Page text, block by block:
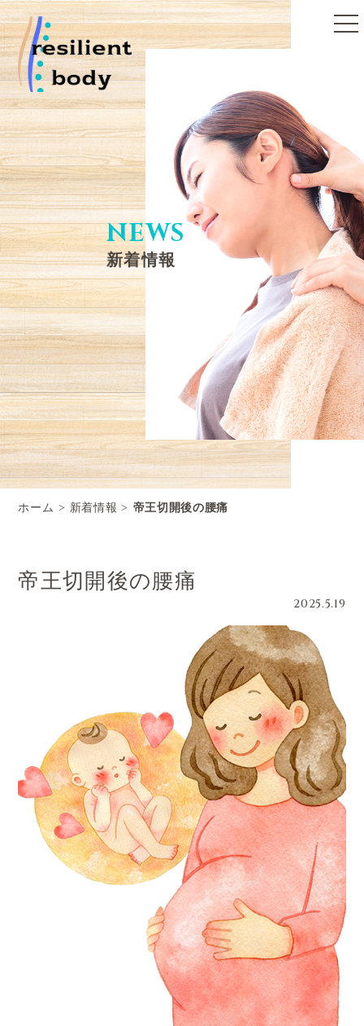
toggle
NEWS
新着情報
ホーム 新着情報 帝王切開後の腰痛
帝王切開後の腰痛
2025.5.19